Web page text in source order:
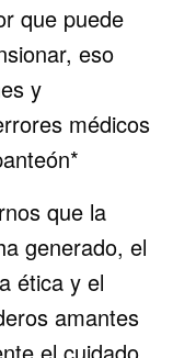
que puede
eso
y
médicos
que la
generado, el
ética y el
amantes
el cuidado